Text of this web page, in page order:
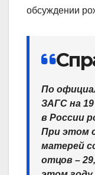
обсуждении
По
ЗАГС на 19
в России
При этом
матерей
отцов –